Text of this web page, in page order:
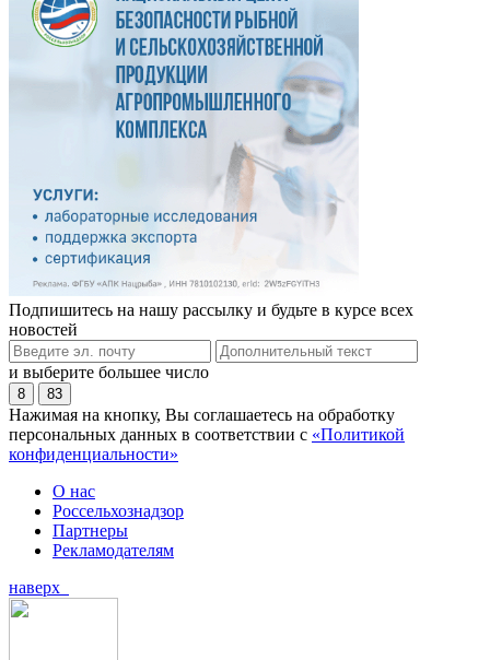
Подпишитесь на нашу рассылку и будьте в курсе всех
новостей
и выберите большее число
8 83
Нажимая на кнопку, Вы соглашаетесь на обработку
персональных данных в соответствии с «Политикой
конфиденциальности»
О нас
Россельхознадзор
Партнеры
Рекламодателям
наверх